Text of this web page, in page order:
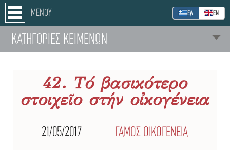
ΜΕΝΟΥ ΕΛ ΕΝ
ΚΑΤΗΓΟΡΙΕΣ ΚΕΙΜΕΝΩΝ
42. Τό βασικότερο
στοιχεῖο στήν οἰκογένεια
21/05/2017 ΓΑΜΟΣ ΟΙΚΟΓΕΝΕΙΑ